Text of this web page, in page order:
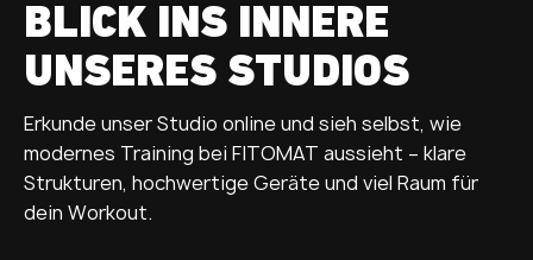
BLICK INS INNERE
UNSERES STUDIOS
Erkunde unser Studio online und sieh selbst, wie
modernes Training bei FITOMAT aussieht – klare
Strukturen, hochwertige Geräte und viel Raum für
dein Workout.